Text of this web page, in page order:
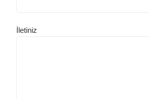
İletiniz